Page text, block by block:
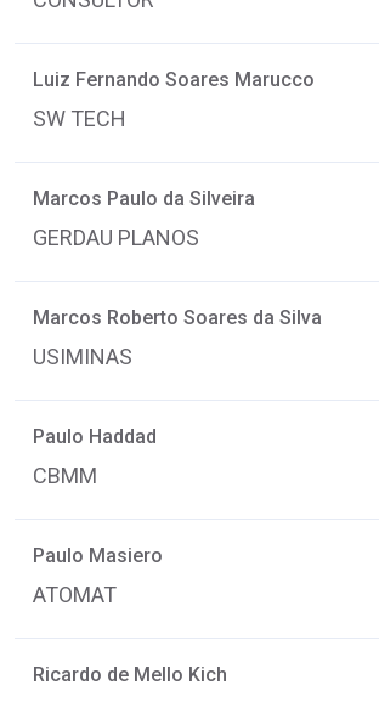
Luiz Fernando Soares Marucco
SW TECH
Marcos Paulo da Silveira
GERDAU PLANOS
Marcos Roberto Soares da Silva
USIMINAS
Paulo Haddad
CBMM
Paulo Masiero
ATOMAT
Ricardo de Mello Kich